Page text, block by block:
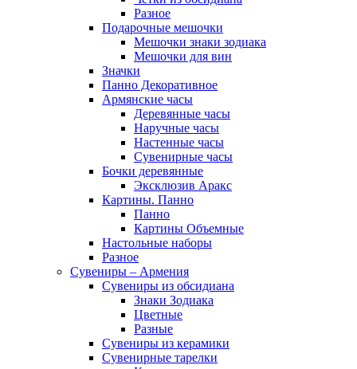
Разное
Подарочные мешочки
Мешочки знаки зодиака
Мешочки для вин
Значки
Панно Декоративное
Армянские часы
Деревянные часы
Наручные часы
Настенные часы
Сувенирные часы
Бочки деревянные
Эксклюзив Аракс
Картины. Панно
Панно
Картины Объемные
Настольные наборы
Разное
Сувениры – Армения
Сувениры из обсидиана
Знаки Зодиака
Цветные
Разные
Сувениры из керамики
Сувенирные тарелки